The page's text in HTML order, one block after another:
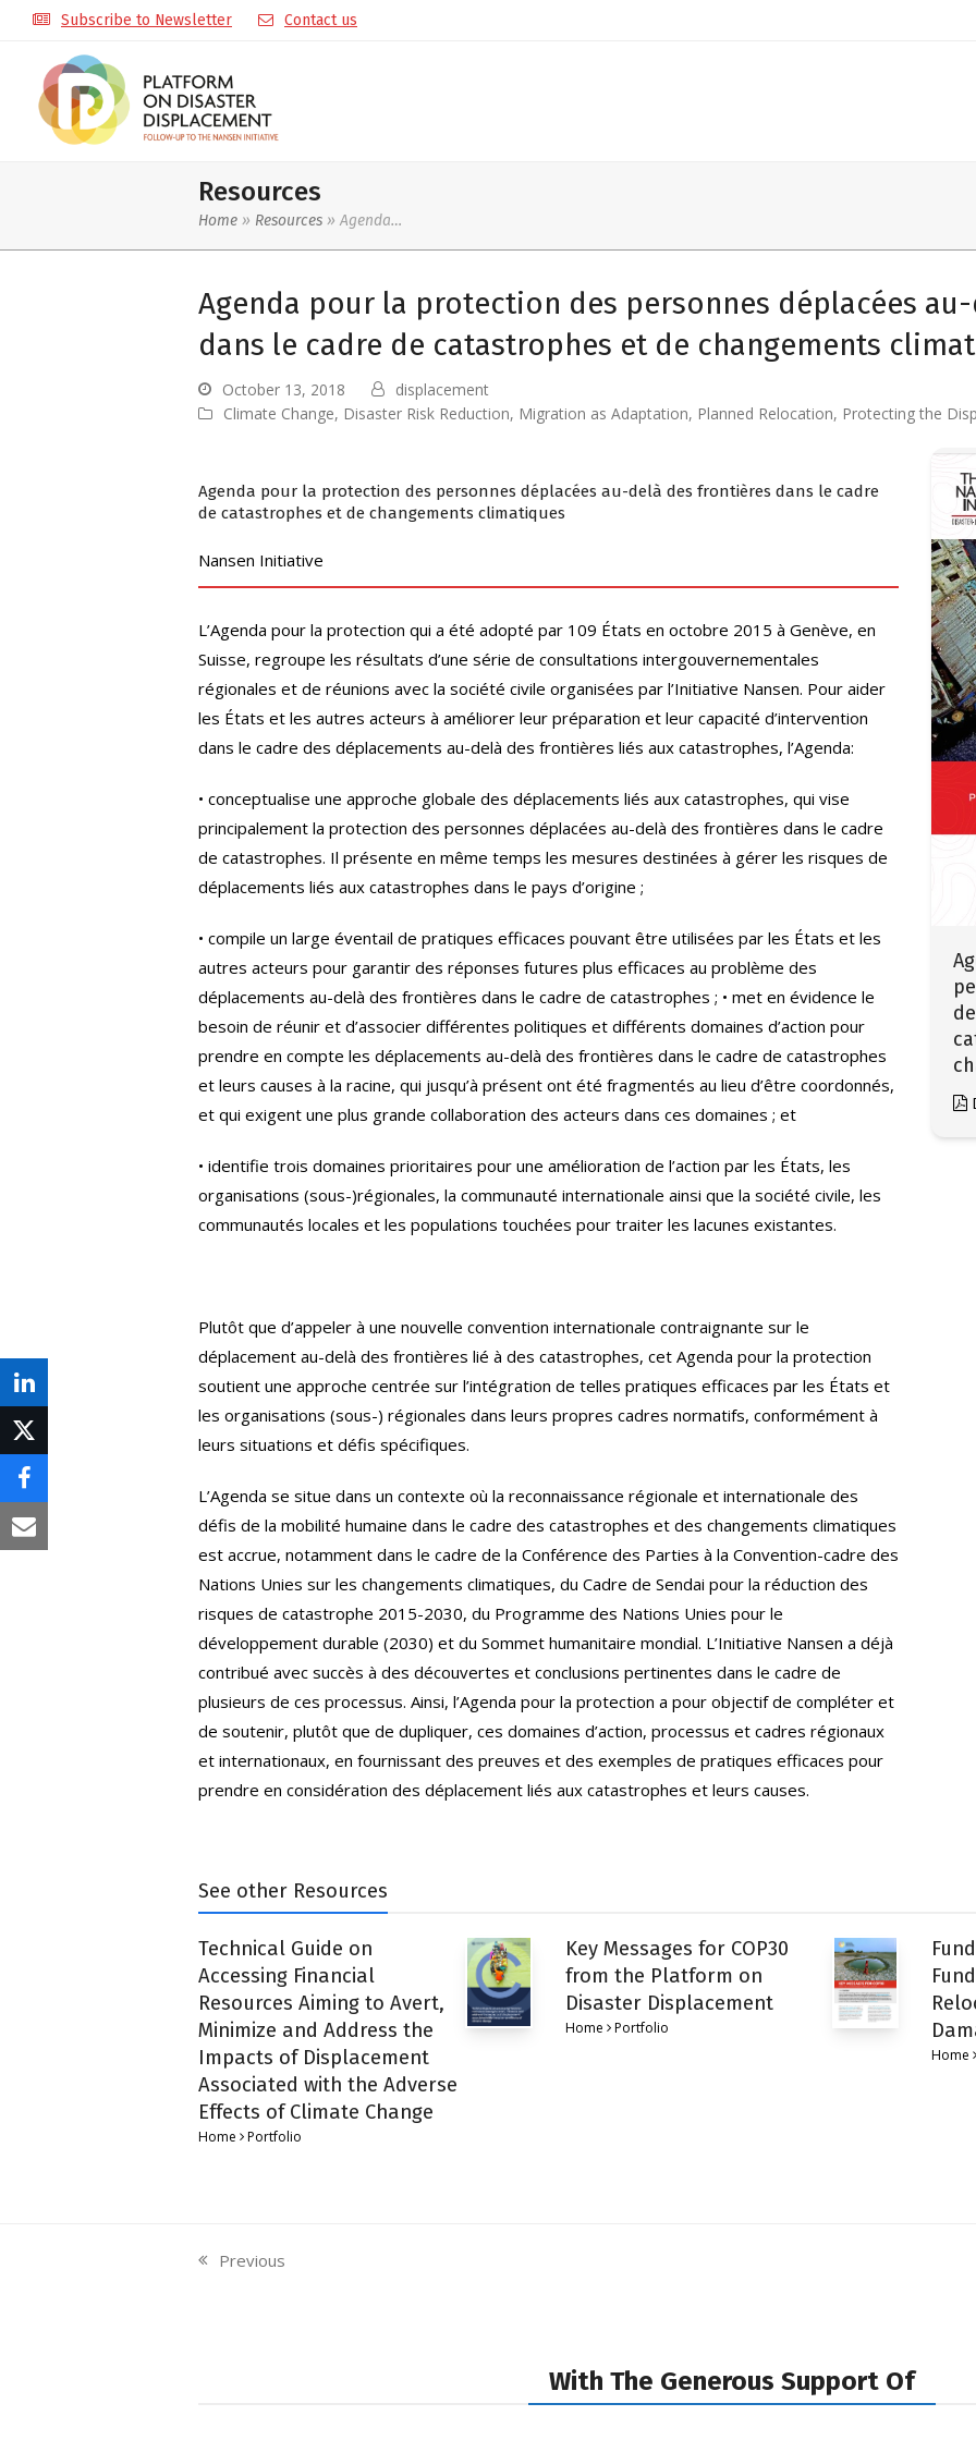
Subscribe to Newsletter Contact us
Resources
Home » Resources » Agenda…
Agenda pour la protection des personnes déplacées
dans le cadre de catastrophes et de changements
October 13, 2018
displacement
Climate Change, Disaster Risk Reduction, Migration as Adaptation, Planned Relocation, Protecting the
Agenda pour la protection des personnes déplacées au-delà des frontières dans le cadre
de catastrophes et de changements climatiques
Nansen Initiative
L’Agenda pour la protection qui a été adopté par 109 États en octobre 2015 à Genève, en
Suisse, regroupe les résultats d’une série de consultations intergouvernementales
régionales et de réunions avec la société civile organisées par l’Initiative Nansen. Pour aider
les États et les autres acteurs à améliorer leur préparation et leur capacité d’intervention
dans le cadre des déplacements au-delà des frontières liés aux catastrophes, l’Agenda:
• conceptualise une approche globale des déplacements liés aux catastrophes, qui vise
principalement la protection des personnes déplacées au-delà des frontières dans le cadre
de catastrophes. Il présente en même temps les mesures destinées à gérer les risques de
déplacements liés aux catastrophes dans le pays d’origine ;
• compile un large éventail de pratiques efficaces pouvant être utilisées par les États et les
autres acteurs pour garantir des réponses futures plus efficaces au problème des
déplacements au-delà des frontières dans le cadre de catastrophes ; • met en évidence le
besoin de réunir et d’associer différentes politiques et différents domaines d’action pour
prendre en compte les déplacements au-delà des frontières dans le cadre de catastrophes
et leurs causes à la racine, qui jusqu’à présent ont été fragmentés au lieu d’être coordonnés,
et qui exigent une plus grande collaboration des acteurs dans ces domaines ; et
• identifie trois domaines prioritaires pour une amélioration de l’action par les États, les
organisations (sous-)régionales, la communauté internationale ainsi que la société civile, les
communautés locales et les populations touchées pour traiter les lacunes existantes.
Plutôt que d’appeler à une nouvelle convention internationale contraignante sur le
déplacement au-delà des frontières lié à des catastrophes, cet Agenda pour la protection
soutient une approche centrée sur l’intégration de telles pratiques efficaces par les États et
les organisations (sous-) régionales dans leurs propres cadres normatifs, conformément à
leurs situations et défis spécifiques.
L’Agenda se situe dans un contexte où la reconnaissance régionale et internationale des
défis de la mobilité humaine dans le cadre des catastrophes et des changements climatiques
est accrue, notamment dans le cadre de la Conférence des Parties à la Convention-cadre des
Nations Unies sur les changements climatiques, du Cadre de Sendai pour la réduction des
risques de catastrophe 2015-2030, du Programme des Nations Unies pour le
développement durable (2030) et du Sommet humanitaire mondial. L’Initiative Nansen a déjà
contribué avec succès à des découvertes et conclusions pertinentes dans le cadre de
plusieurs de ces processus. Ainsi, l’Agenda pour la protection a pour objectif de compléter et
de soutenir, plutôt que de dupliquer, ces domaines d’action, processus et cadres régionaux
et internationaux, en fournissant des preuves et des exemples de pratiques efficaces pour
prendre en considération des déplacement liés aux catastrophes et leurs causes.
Share
on
LinkedIn
Post
on
X
Share
on
Share
See other Resources
Technical Guide on
Accessing Financial
Resources Aiming to Avert,
Minimize and Address the
Impacts of Displacement
Associated with the Adverse
Effects of Climate Change
Home Portfolio
Key Messages for COP30
from the Platform on
Disaster Displacement
Home Portfolio
Home
previous
Previous
With The Generous Support Of